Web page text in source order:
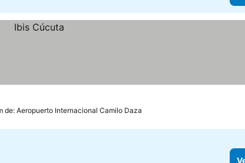
de: Aeropuerto Internacional Camilo Daza